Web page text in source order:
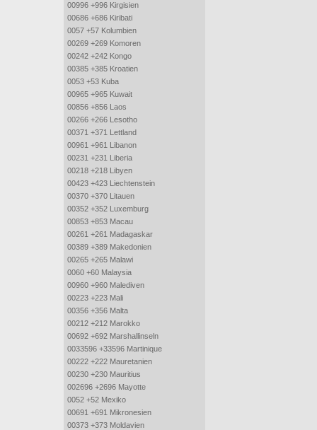
00996 +996 Kirgisien
00686 +686 Kiribati
0057 +57 Kolumbien
00269 +269 Komoren
00242 +242 Kongo
00385 +385 Kroatien
0053 +53 Kuba
00965 +965 Kuwait
00856 +856 Laos
00266 +266 Lesotho
00371 +371 Lettland
00961 +961 Libanon
00231 +231 Liberia
00218 +218 Libyen
00423 +423 Liechtenstein
00370 +370 Litauen
00352 +352 Luxemburg
00853 +853 Macau
00261 +261 Madagaskar
00389 +389 Makedonien
00265 +265 Malawi
0060 +60 Malaysia
00960 +960 Malediven
00223 +223 Mali
00356 +356 Malta
00212 +212 Marokko
00692 +692 Marshallinseln
0033596 +33596 Martinique
00222 +222 Mauretanien
00230 +230 Mauritius
002696 +2696 Mayotte
0052 +52 Mexiko
00691 +691 Mikronesien
00373 +373 Moldavien